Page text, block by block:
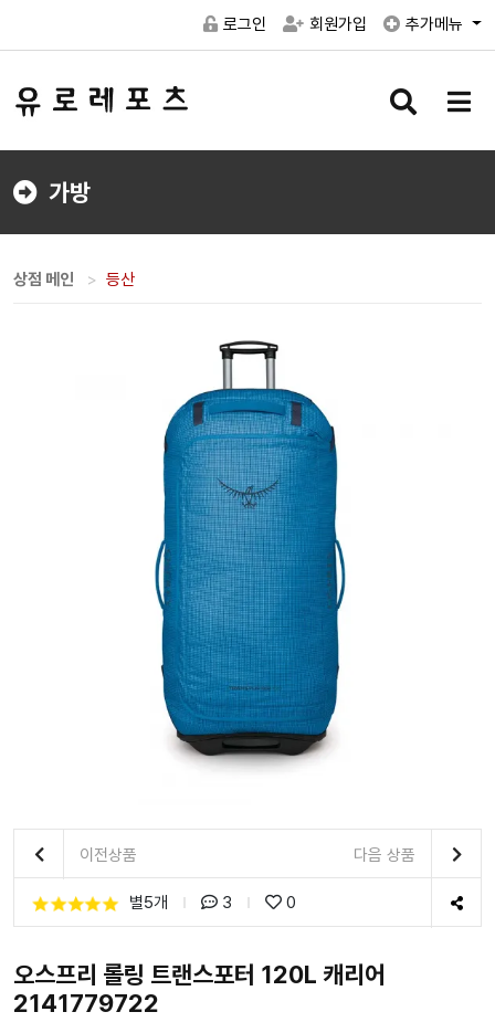
로그인 회원가입 추가메뉴
검
버
메
버
가방
상점 메인 등산
이전상품 다음 상품
별5개 3 0
오스프리 롤링 트랜스포터 120L 캐리어
2141779722